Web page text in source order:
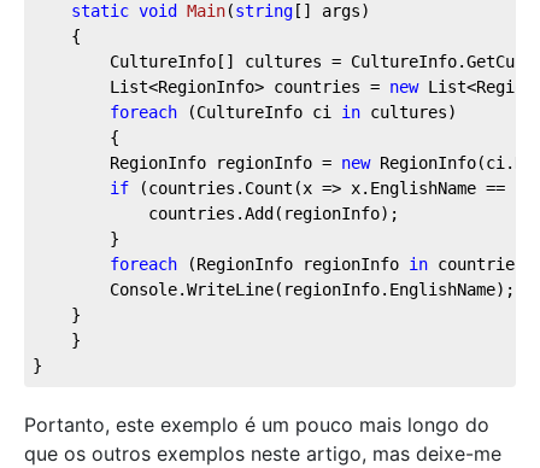
static void Main(string [] args)
    {
CultureInfo[] cultures =
        List<RegionInfo> countries =
new
foreach (CultureInfo ci in cultures)
        {
        RegionInfo regionInfo =
new
if (countries.Count(x => x.EnglishName ==
            countries.Add(regionInfo);
        }
foreach (RegionInfo regionInfo in
        Console.WriteLine(regionInfo.EnglishName);
    }
}
}
Portanto, este exemplo é um pouco mais longo do
que os outros exemplos neste artigo, mas deixe-me